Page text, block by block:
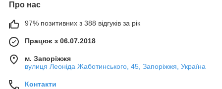
Про нас
97% позитивних з 388 відгуків за рік
Працює з 06.07.2018
м. Запоріжжя
вулиця Леоніда Жаботинського, 45, Запоріжжя, Україна
Контакти